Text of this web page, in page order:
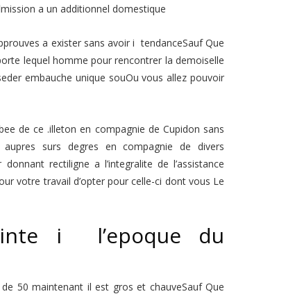
a un additionnel domestique
a exister sans avoir i tendanceSauf Que
lequel homme pour rencontrer la demoiselle
embauche unique souOu vous allez pouvoir
de ce .illeton en compagnie de Cupidon sans
surs degres en compagnie de divers
rectiligne a l’integralite de l’assistance
votre travail d’opter pour celle-ci dont vous Le
i l’epoque du
50 maintenant il est gros et chauveSauf Que